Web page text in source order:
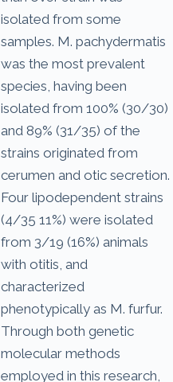
isolated from some
samples. M. pachydermatis
was the most prevalent
species, having been
isolated from 100% (30/30)
and 89% (31/35) of the
strains originated from
cerumen and otic secretion.
Four lipodependent strains
(4/35 11%) were isolated
from 3/19 (16%) animals
with otitis, and
characterized
phenotypically as M. furfur.
Through both genetic
molecular methods
employed in this research,